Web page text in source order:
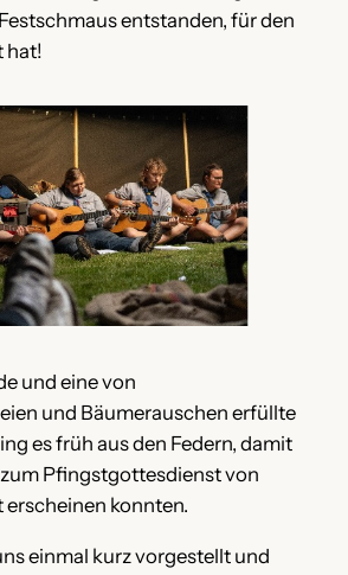
entstanden, für den
hat!
und eine von
und Bäumerauschen erfüllte
es früh aus den Federn, damit
Pfingstgottesdienst von
erscheinen konnten.
einmal kurz vorgestellt und